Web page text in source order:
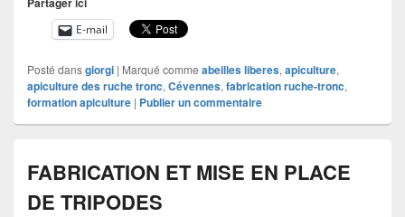
E-mail
Posté dansgiorgi | Marqué comme abeilles liberes, apiculture,
apiculture des ruche tronc, Cévennes, fabrication ruche-tronc,
formation apiculture | Publier un commentaire
FABRICATION ET MISE EN PLACE
DE TRIPODES